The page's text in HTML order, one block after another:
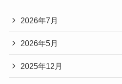
2026年7月
2026年5月
2025年12月